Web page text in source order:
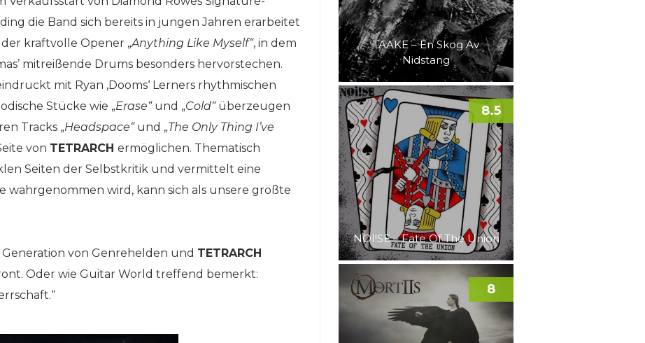
die Band sich bereits in jungen Jahren erarbeitet
kraftvolle Opener „Anything Like Myself“, in dem
mitreißende Drums besonders hervorstechen.
mit Ryan ‚Dooms‘ Lerners rhythmischen
Stücke wie „Erase“und „Cold“überzeugen
Tracks „Headspace“und „The Only Thing I’ve
von TETRARCH ermöglichen. Thematisch
Seiten der Selbstkritik und vermittelt eine
wahrgenommen wird, kann sich als unsere größte
von Genrehelden und TETRARCH
Oder wie Guitar World treffend bemerkt:
TAAKE – En Skog Av
Nidstang
NOI!SE – Fate Of The Union
8.5
8